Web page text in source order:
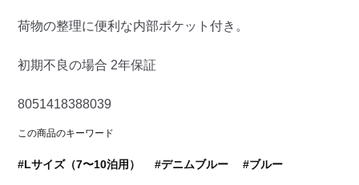
荷物の整理に便利な内部ポケット付き。
初期不良の場合 2年保証
8051418388039
この商品のキーワード
Lサイズ（7〜10泊用） デニムブルー ブルー